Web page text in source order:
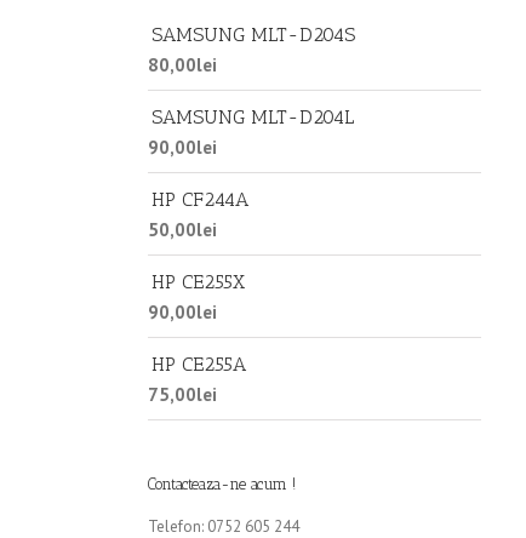
SAMSUNG MLT-D204S
80,00lei
SAMSUNG MLT-D204L
90,00lei
HP CF244A
50,00lei
HP CE255X
90,00lei
HP CE255A
75,00lei
Contacteaza-ne acum !
Telefon: 0752 605 244